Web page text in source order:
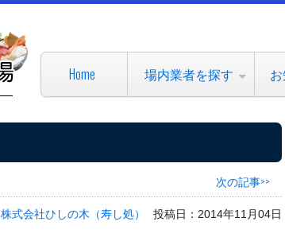
Home 場内業者を探す
次の記事>>
株式会社ひしの木（寿し処） 投稿日：2014年11月04日